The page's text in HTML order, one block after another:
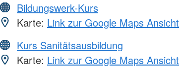
Bildungswerk-Kurs
Karte: Link zur Google Maps Ansicht
Kurs Sanitätsausbildung
Karte: Link zur Google Maps Ansicht